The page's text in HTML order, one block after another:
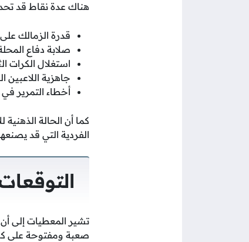
هناك عدة نقاط قد تحدد
قدرة الزمالك
صلابة دفاع
استغلال الكرات
جاهزية
أخطاء التمرير
كما أن الحالة
الفردية التي قد
تشير المعطيات إلى أن
صعبة ومفتوحة على كل